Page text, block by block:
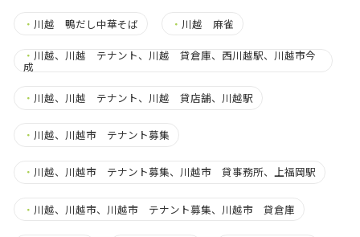
・ 川越 鴨だし中華そば ・ 川越 麻雀
・ 川越、川越 テナント、川越 貸倉庫、西川越駅、川越市今
成
・ 川越、川越 テナント、川越 貸店舗、川越駅
・ 川越、川越市 テナント募集
・ 川越、川越市 テナント募集、川越市 貸事務所、上福岡駅
・ 川越、川越市、川越市 テナント募集、川越市 貸倉庫